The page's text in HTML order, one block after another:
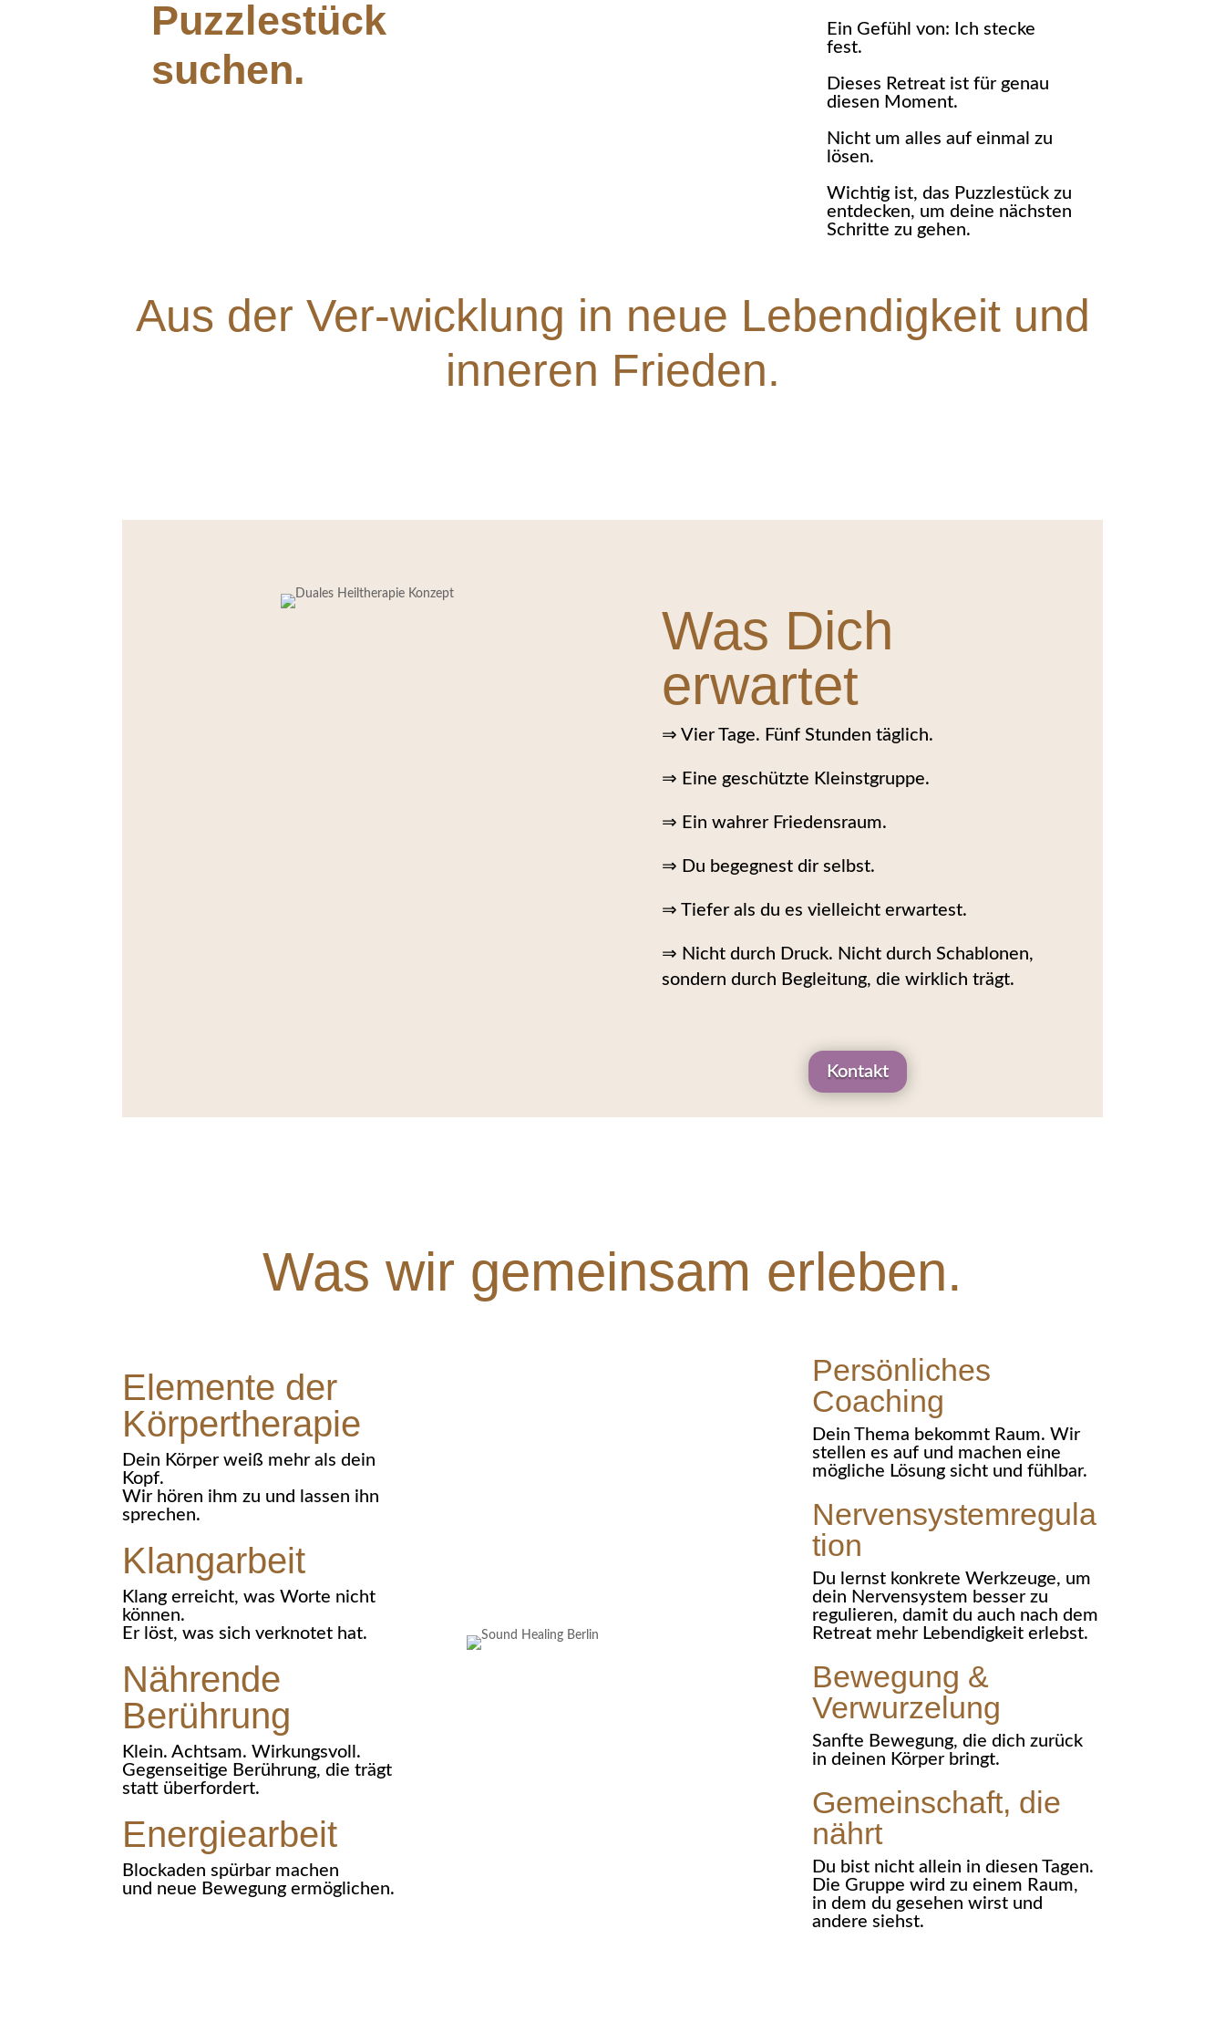
Puzzlestück
suchen.
Ein Gefühl von: Ich stecke
fest.
Dieses Retreat ist für genau
diesen Moment.
Nicht um alles auf einmal zu
lösen.
Wichtig ist, das Puzzlestück zu
entdecken, um deine nächsten
Schritte zu gehen.
Aus der Ver-wicklung in neue Lebendigkeit und
inneren Frieden.
Was Dich
erwartet
⇒ Vier Tage. Fünf Stunden täglich.
⇒ Eine geschützte Kleinstgruppe.
⇒ Ein wahrer Friedensraum.
⇒ Du begegnest dir selbst.
⇒ Tiefer als du es vielleicht erwartest.
⇒ Nicht durch Druck. Nicht durch Schablonen,
sondern durch Begleitung, die wirklich trägt.
Kontakt
Was wir gemeinsam erleben.
Elemente der
Körpertherapie
Dein Körper weiß mehr als dein
Kopf.
Wir hören ihm zu und lassen ihn
sprechen.
Klangarbeit
Klang erreicht, was Worte nicht
können.
Er löst, was sich verknotet hat.
Nährende
Berührung
Klein. Achtsam. Wirkungsvoll.
Gegenseitige Berührung, die trägt
statt überfordert.
Energiearbeit
Blockaden spürbar machen
und neue Bewegung ermöglichen.
Persönliches
Coaching
Dein Thema bekommt Raum. Wir
stellen es auf und machen eine
mögliche Lösung sicht und fühlbar.
Nervensystemregula
tion
Du lernst konkrete Werkzeuge, um
dein Nervensystem besser zu
regulieren, damit du auch nach dem
Retreat mehr Lebendigkeit erlebst.
Bewegung &
Verwurzelung
Sanfte Bewegung, die dich zurück
in deinen Körper bringt.
Gemeinschaft, die
nährt
Du bist nicht allein in diesen Tagen.
Die Gruppe wird zu einem Raum,
in dem du gesehen wirst und
andere siehst.